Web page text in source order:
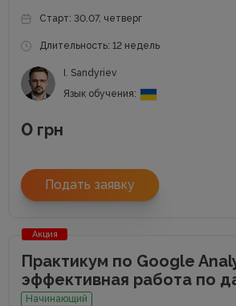
Старт: 30.07, четверг
Длительность: 12 недель
I. Sandyriev
Язык обучения:
0 грн
Подать заявку
Акция
Практикум по Google
эффективная работа по
Начинающий